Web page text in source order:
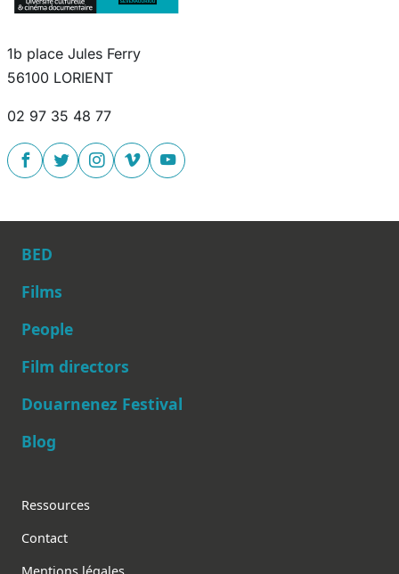
1b place Jules Ferry
56100 LORIENT
02 97 35 48 77
Main navigation
BED
Films
People
Film directors
Douarnenez Festival
Blog
Footer
Ressources
Contact
Mentions légales